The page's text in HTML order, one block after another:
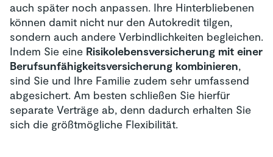
auch später noch anpassen. Ihre Hinterbliebenen
können damit nicht nur den Autokredit tilgen,
sondern auch andere Verbindlichkeiten begleichen.
Indem Sie eine Risikolebensversicherung mit einer
Berufsunfähigkeitsversicherung kombinieren,
sind Sie und Ihre Familie zudem sehr umfassend
abgesichert. Am besten schließen Sie hierfür
separate Verträge ab, denn dadurch erhalten Sie
sich die größtmögliche Flexibilität.